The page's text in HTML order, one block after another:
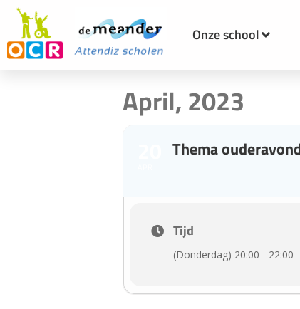
Onze school
April, 2023
Thema
Tijd
(Donderdag) 20:00 - 22:00